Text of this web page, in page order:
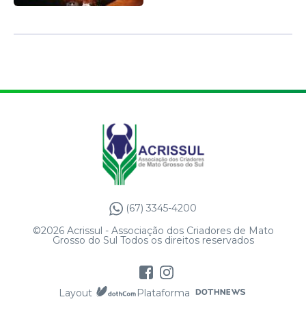
(67) 3345-4200
©2026 Acrissul - Associação dos Criadores de Mato
Grosso do Sul Todos os direitos reservados
Layout Plataforma